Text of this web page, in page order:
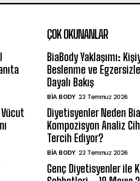
ÇOK OKUNANLAR
BiaBody Yaklaşımı:
Beslenme ve
Dayalı Bakış
BIA BODY 23 Temmuz 2026
Diyetisyenler Neden
Kompozisyon Analiz
Tercih Ediyor?
BIA BODY 23 Temmuz 2026
Genç Diyetisyenler ile